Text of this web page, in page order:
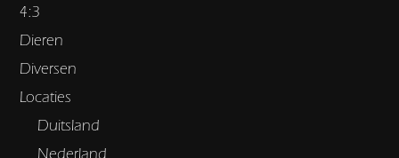
4:3
Dieren
Diversen
Locaties
Duitsland
Nederland